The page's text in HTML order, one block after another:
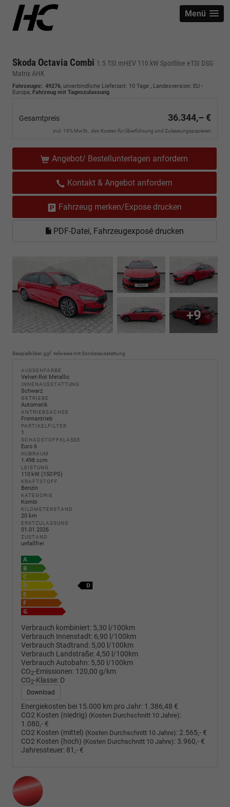
Menü
Skoda Octavia Combi 1.5 TSI mHEV 110 kW Sportline eTSI DSG
Matrix AHK
Fahrzeugnr.: 49276, unverbindliche Lieferzeit: 10 Tage , Landesversion: EU -
Europa, Fahrzeug mit Tageszulassung
Gesamtpreis 36.344,– €
incl. 19% MwSt., den Kosten für Überführung und Zulassungspapieren
Angebot/ Bestellunterlagen anfordern
Kontakt & Angebot anfordern
Fahrzeug merken/Expose drucken
PDF-Datei, Fahrzeugexposé drucken
+9
Beispielbilder, ggf. teilweise mit Sonderausstattung
AUSSENFARBE
Velvet-Rot Metallic
INNENAUSSTATTUNG
Schwarz
GETRIEBE
Automatik
ANTRIEBSACHSE
Frontantrieb
PARTIKELFILTER
1
SCHADSTOFFKLASSE
Euro 6
HUBRAUM
1.498 ccm
LEISTUNG
110 kW (150 PS)
KRAFTSTOFF
Benzin
KATEGORIE
Kombi
KILOMETERSTAND
20 km
ERSTZULASSUNG
01.01.2026
ZUSTAND
unfallfrei
Verbrauch kombiniert: 5,30 l/100km
Verbrauch Innenstadt: 6,90 l/100km
Verbrauch Stadtrand: 5,00 l/100km
Verbrauch Landstraße:4,50 l/100km
Verbrauch Autobahn: 5,50 l/100km
CO2-Emissionen: 120,00 g/km
CO2-Klasse: D
Download
Energiekosten bei 15.000 km pro Jahr: 1.386,48 €
CO2 Kosten (niedrig) (Kosten Durchschnitt 10 Jahre):
1.080,- €
CO2 Kosten (mittel) (Kosten Durchschnitt 10 Jahre): 2.565,- €
CO2 Kosten (hoch) (Kosten Durchschnitt 10 Jahre): 3.960,- €
Jahressteuer: 81,- €